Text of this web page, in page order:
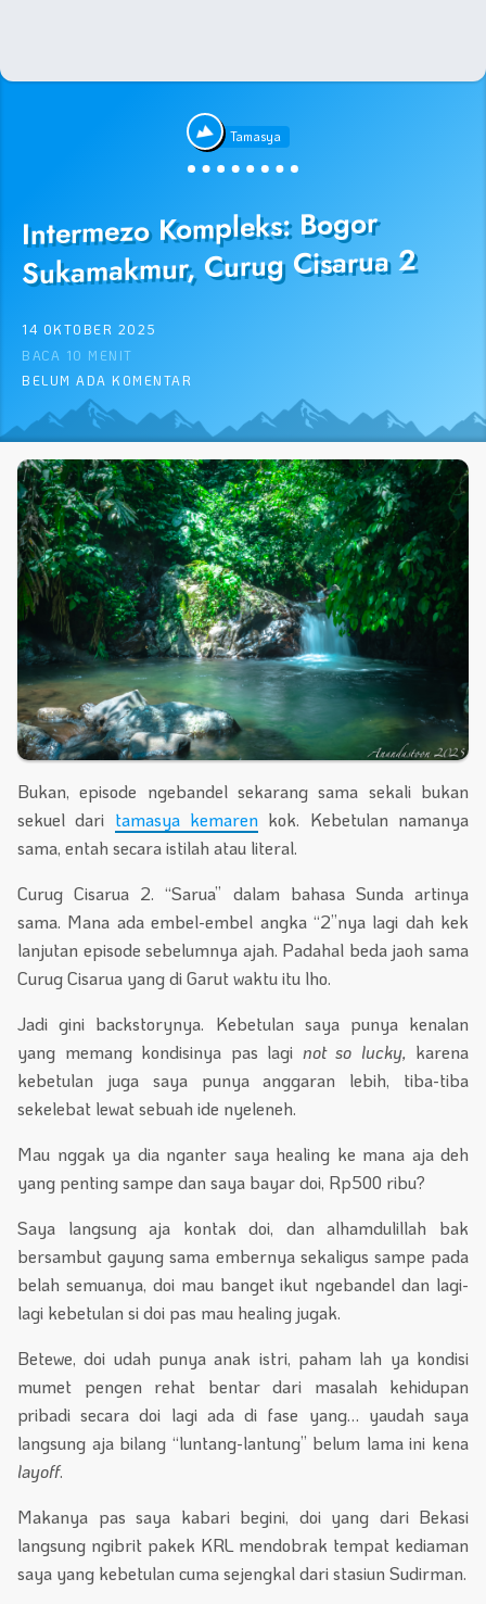
Tamasya
Intermezo Kompleks: Bogor
Sukamakmur, Curug Cisarua 2
14 OKTOBER 2025
BACA 10 MENIT
BELUM ADA KOMENTAR
Bukan, episode ngebandel sekarang sama sekali bukan
sekuel dari tamasya kemaren kok. Kebetulan namanya
sama, entah secara istilah atau literal.
Curug Cisarua 2. “Sarua” dalam bahasa Sunda artinya
sama. Mana ada embel-embel angka “2”nya lagi dah kek
lanjutan episode sebelumnya ajah. Padahal beda jaoh sama
Curug Cisarua yang di Garut waktu itu lho.
Jadi gini backstorynya. Kebetulan saya punya kenalan
yang memang kondisinya pas lagi not so lucky, karena
kebetulan juga saya punya anggaran lebih, tiba-tiba
sekelebat lewat sebuah ide nyeleneh.
Mau nggak ya dia nganter saya healing ke mana aja deh
yang penting sampe dan saya bayar doi, Rp500 ribu?
Saya langsung aja kontak doi, dan alhamdulillah bak
bersambut gayung sama embernya sekaligus sampe pada
belah semuanya, doi mau banget ikut ngebandel dan lagi-
lagi kebetulan si doi pas mau healing jugak.
Betewe, doi udah punya anak istri, paham lah ya kondisi
mumet pengen rehat bentar dari masalah kehidupan
pribadi secara doi lagi ada di fase yang… yaudah saya
langsung aja bilang “luntang-lantung” belum lama ini kena
layoff.
Makanya pas saya kabari begini, doi yang dari Bekasi
langsung ngibrit pakek KRL mendobrak tempat kediaman
saya yang kebetulan cuma sejengkal dari stasiun Sudirman.